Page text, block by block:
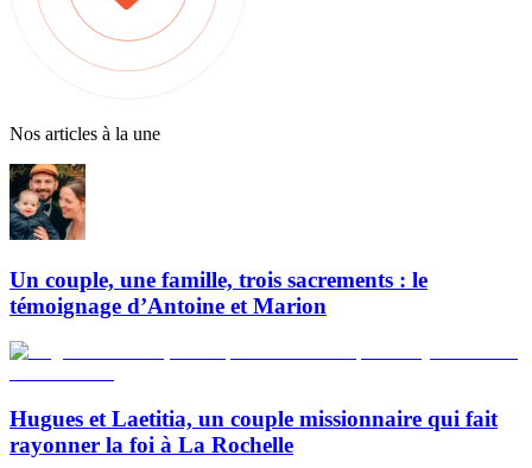
Nos articles à la une
Un couple, une famille, trois sacrements : le
témoignage d’Antoine et Marion
Hugues et Laetitia, un couple missionnaire qui fait
rayonner la foi à La Rochelle